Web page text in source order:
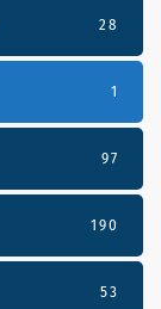
28
1
97
190
53